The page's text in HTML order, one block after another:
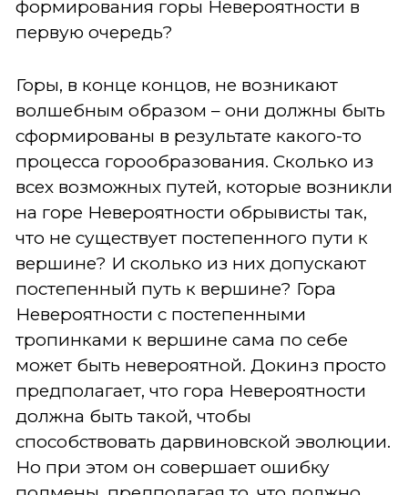
формирования горы Невероятности в
первую очередь?
Горы, в конце концов, не возникают
волшебным образом – они должны быть
сформированы в результате какого-то
процесса горообразования. Сколько из
всех возможных путей, которые возникли
на горе Невероятности обрывисты так,
что не существует постепенного пути к
вершине? И сколько из них допускают
постепенный путь к вершине? Гора
Невероятности с постепенными
тропинками к вершине сама по себе
может быть невероятной. Докинз просто
предполагает, что гора Невероятности
должна быть такой, чтобы
способствовать дарвиновской эволюции.
Но при этом он совершает ошибку